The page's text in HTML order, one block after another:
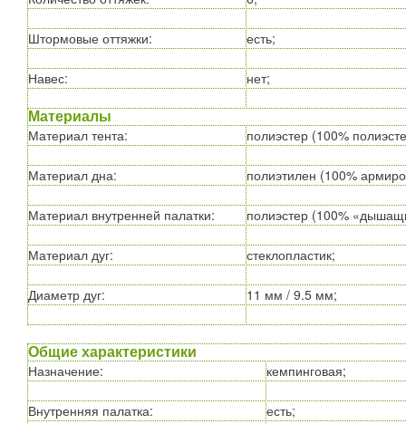
Штормовые оттяжки: есть;
Навес: нет;
Материалы
Материал тента: полиэстер (100%
Материал дна: полиэтилен (100%
Материал внутренней палатки: полиэстер (100%
Материал дуг: стеклопластик;
Диаметр дуг: 11 мм / 9.5 мм;
Общие характеристики
Назначение: кемпинговая;
Внутренняя палатка: есть;